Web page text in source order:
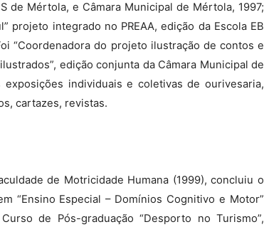
de Mértola, e Câmara Municipal de Mértola, 1997;
projeto integrado no PREAA, edição da Escola EB
“Coordenadora do projeto ilustração de contos e
edição conjunta da Câmara Municipal de
individuais e coletivas de ourivesaria,
cartazes, revistas.
de Motricidade Humana (1999), concluiu o
“Ensino Especial – Domínios Cognitivo e Motor”
de Pós-graduação “Desporto no Turismo”,